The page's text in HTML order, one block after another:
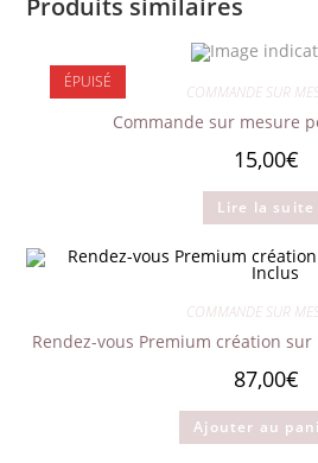
Produits similaires
ÉPUISÉ COMMANDE SUR
Commande sur mesure
15,00€
Lire la suite
COMMANDE SUR
Rendez-vous Premium création
87,00€
Ajouter au